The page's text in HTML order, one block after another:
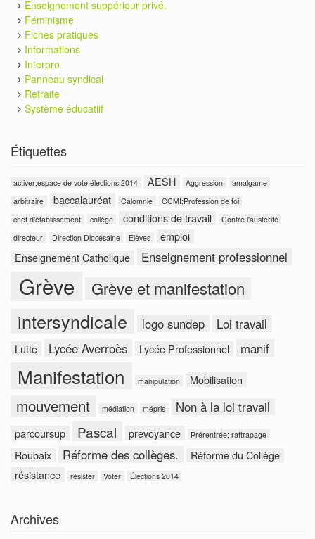
Enseignement suppérieur privé.
Féminisme
Fiches pratiques
Informations
Interpro
Panneau syndical
Retraite
Système éducatiif
Étiquettes
activer;espace de vote;élections 2014 AESH Aggression
amalgame
arbitraire
baccalauréat Calomnie
CCMI;Profession de foi
chef d'établissement
collège conditions de travail
Contre l'austérité
directeur
Direction Diocésaine Elèves
emploi
Enseignement Catholique
Enseignement professionnel
Grève Grève et manifestation
intersyndicale logo sundep Loi travail
Lutte Lycée Averroès Lycée Professionnel manif
Manifestation manipulation Mobilisation
mouvement médiation mépris Non à la loi travail
parcoursup Pascal prevoyance Prérentrée; rattrapage
Roubaix Réforme des collèges.
Réforme du Collège
résistance
résister Voter Élections 2014
Archives